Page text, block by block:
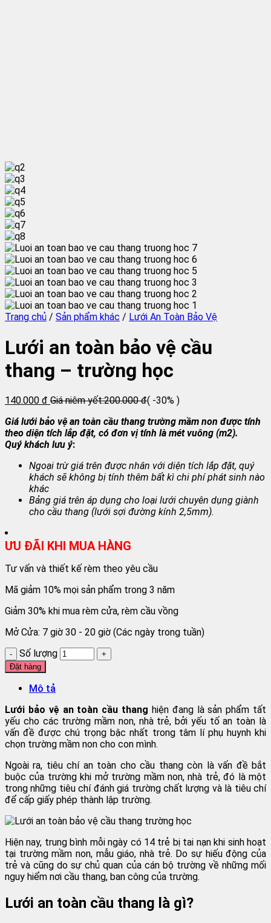
Trang chủ / Sản phẩm khác / Lưới An Toàn Bảo Vệ
Lưới an toàn bảo vệ cầu
thang – trường học
140.000 đ Giá niêm yết:200.000 đ( -30% )
Giá lưới bảo vệ an toàn cầu thang trường mầm non được tính
theo diện tích lắp đặt, có đơn vị tính là mét vuông (m2).
Quý khách lưu ý:
Ngoại trừ giá trên được nhân với diện tích lắp đặt, quý
khách sẽ không bị tính thêm bất kì chi phí phát sinh nào
khác
Bảng giá trên áp dụng cho loại lưới chuyên dụng giành
cho cầu thang (lưới sợi đường kính 2,5mm).
ƯU ĐÃI KHI MUA HÀNG
Tư vấn và thiết kế rèm theo yêu cầu
Mã giảm 10% mọi sản phẩm trong 3 năm
Giảm 30% khi mua rèm cửa, rèm cầu vồng
Mở Cửa: 7 giờ 30 - 20 giờ (Các ngày trong tuần)
Số lượng
Đặt hàng
Mô tả
Lưới bảo vệ an toàn cầu thang hiện đang là sản phẩm tất
yếu cho các trường mầm non, nhà trẻ, bởi yếu tố an toàn là
vấn đề được chú trọng bậc nhất trong tâm lí phụ huynh khi
chọn trường mầm non cho con mình.
Ngoài ra, tiêu chí an toàn cho cầu thang còn là vấn đề bắt
buộc của trường khi mở trường mầm non, nhà trẻ, đó là một
trong những tiêu chí đánh giá trường chất lượng và là tiêu chí
để cấp giấy phép thành lập trường.
Hiện nay, trung bình mỗi ngày có 14 trẻ bị tai nạn khi sinh hoạt
tại trường mầm non, mẫu giáo, nhà trẻ. Do sự hiếu động của
trẻ và cũng do sự chủ quan của cán bộ trường về những mối
nguy hiểm nơi cầu thang, ban công của trường.
Lưới an toàn cầu thang là gì?